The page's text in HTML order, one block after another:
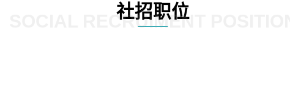
社招职位
SOCIAL RECRUIMENT